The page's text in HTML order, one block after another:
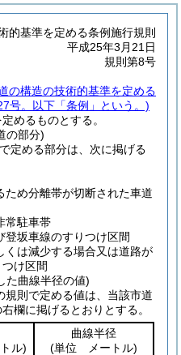
的基準を定める条例施行規則
平成25年3月21日
規則第8号
の構造の技術的基準を定める
号。以下「条例」という。)
めるものとする。
の部分)
定める部分は、次に掲げる
ため分離帯が切断された車道
常駐車帯
登坂車線のすりつけ区間
くは減少する場合又は道路が
け区間
た曲線半径の値)
規則で定める値は、当該市道
欄に掲げるとおりとする。
ル)
曲線半径
(単位 メートル)